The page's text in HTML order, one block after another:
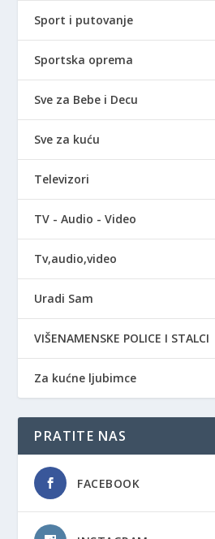
Sport i putovanje
Sportska oprema
Sve za Bebe i Decu
Sve za kuću
Televizori
TV - Audio - Video
Tv,audio,video
Uradi Sam
VIŠENAMENSKE POLICE I STALCI
Za kućne ljubimce
PRATITE NAS
FACEBOOK